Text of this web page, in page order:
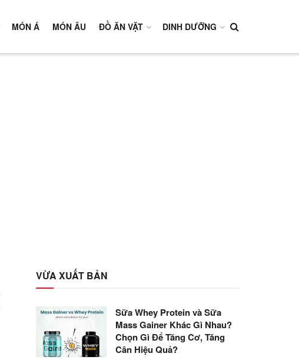
MÓN Á MÓN ÂU ĐỒ ĂN VẶT DINH DƯỠNG
VỪA XUẤT BẢN
Sữa Whey Protein và Sữa
Mass Gainer Khác Gì Nhau?
Chọn Gì Để Tăng Cơ, Tăng
Cân Hiệu Quả?